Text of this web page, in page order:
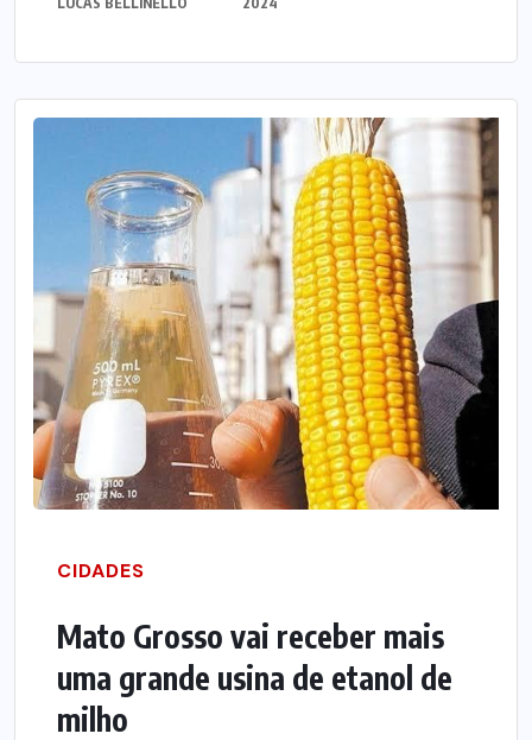
CIDADES
Mato Grosso vai receber mais
uma grande usina de etanol de
milho